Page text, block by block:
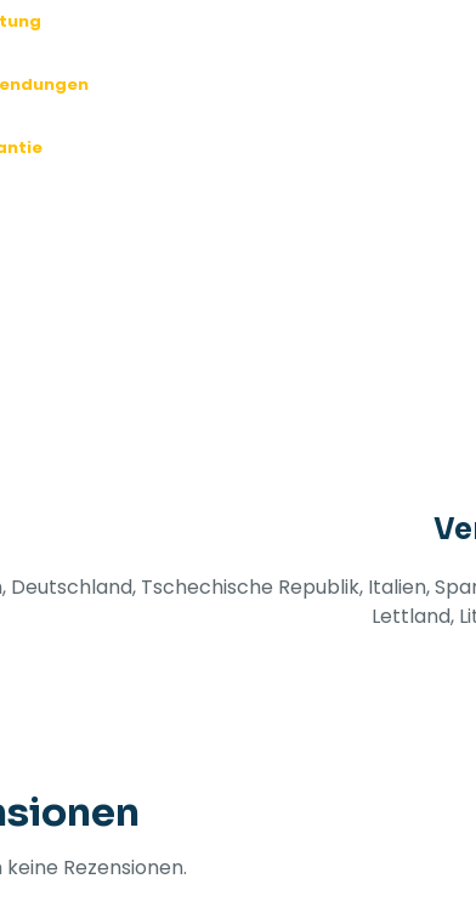
Tschechische Republik, Italien,
Lettland,
Rezensionen.